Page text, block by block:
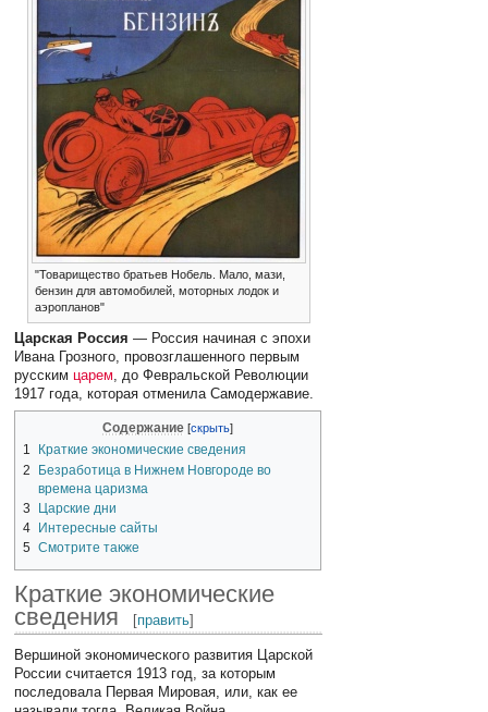
"Товарищество братьев Нобель. Мало, мази,
бензин для автомобилей, моторных лодок и
аэропланов"
Царская Россия — Россия начиная с эпохи
Ивана Грозного, провозглашенного первым
русскимцарем, до Февральской Революции
1917 года, которая отменила Самодержавие.
Содержание
1
Краткие экономические сведения
2
Безработица в Нижнем Новгороде во
времена царизма
3
Царские дни
4
Интересные сайты
5 Смотрите также
Краткие экономические
сведения
[править]
Вершиной экономического развития Царской
России считается 1913 год, за которым
последовала Первая Мировая, или, как ее